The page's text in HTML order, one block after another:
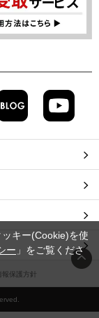
保護方針
キー(Cookie)を使
ー 」をご覧くださ